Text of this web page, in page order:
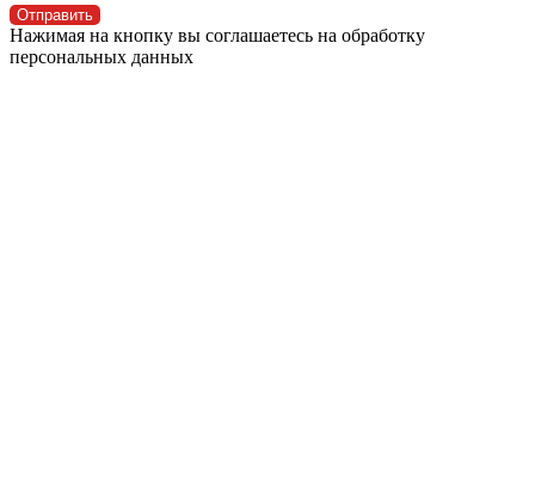
Отправить
Нажимая на кнопку вы соглашаетесь на обработку
персональных данных